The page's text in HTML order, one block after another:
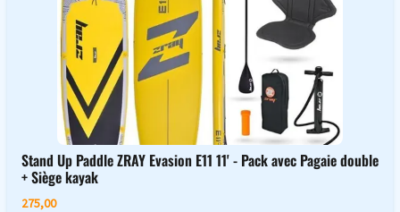
Stand Up Paddle ZRAY Evasion E11 11' - Pack avec Pagaie double
+ Siège kayak
275,00